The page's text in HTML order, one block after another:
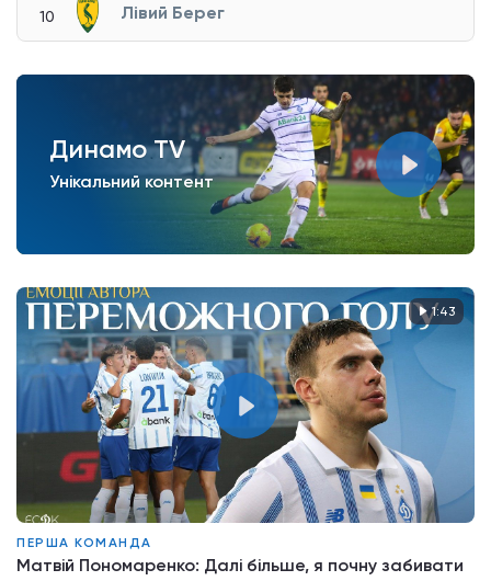
10 Лівий Берег
Динамо TV
Унікальний контент
1:43
ПЕРША КОМАНДА
Матвій Пономаренко: Далі більше, я почну забивати